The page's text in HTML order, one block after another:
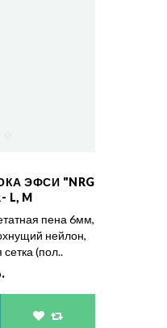
ЭФСИ "NRG
L, M
пена 6мм,
нейлон,
(пол..